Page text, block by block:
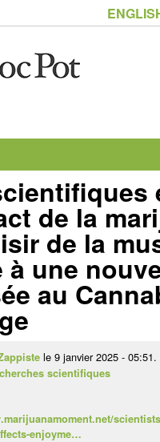
contenu
de la
de la
à une
au
le 9 janvier 2025 - 05:51.
scientifiques
enjoyme…